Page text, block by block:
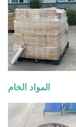
المواد الخام